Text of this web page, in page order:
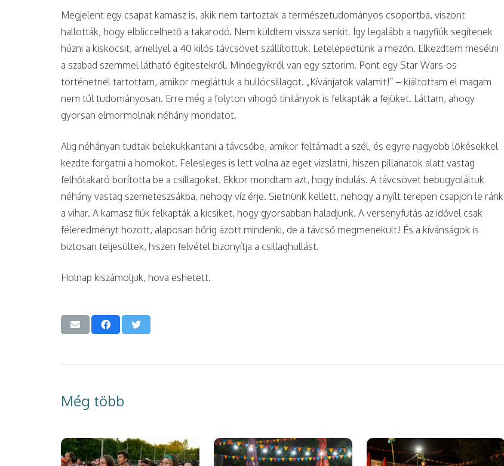
Megjelent egy csapat kamasz is, akik nem tartoztak a természetudományos csoportba, viszont
hallották, hogy elbliccelhető a takarodó. Nem küldtem vissza senkit. Így legalább a nagyfiúk segítenek
húzni a kiskocsit, amellyel a 40 kilós távcsövet szállítottuk. Letelepedtünk a mezőn. Elkezdtem mesélni
a szabad szemmel látható égitestekről. Mindegyikről van egy sztorim. Pont egy Star Wars-os
történetnél tartottam, amikor megláttuk a hullócsillagot. „Kívánjatok valamit!” – kiáltottam el magam
nem túl tudományosan. Erre még a folyton vihogó tinilányok is felkapták a fejüket. Láttam, ahogy
gyorsan elmormolnak néhány mondatot.
Alig néhányan tudtak belekukkantani a távcsőbe, amikor feltámadt a szél, és egyre nagyobb lökésekkel
kezdte forgatni a homokot. Felesleges is lett volna az eget vizslatni, hiszen pillanatok alatt vastag
felhőtakaró borította be a csillagokat. Ekkor mondtam azt, hogy indulás. A távcsövet bebugyoláltuk
néhány vastag szemeteszsákba, nehogy víz érje. Sietnünk kellett, nehogy a nyílt terepen csapjon le ránk
a vihar. A kamasz fiúk felkapták a kicsiket, hogy gyorsabban haladjunk. A versenyfutás az idővel csak
féleredményt hozott, alaposan bőrig ázott mindenki, de a távcső megmenekült! És a kívánságok is
biztosan teljesültek, hiszen felvétel bizonyítja a csillaghullást.
Holnap kiszámoljuk, hova eshetett.
Még több